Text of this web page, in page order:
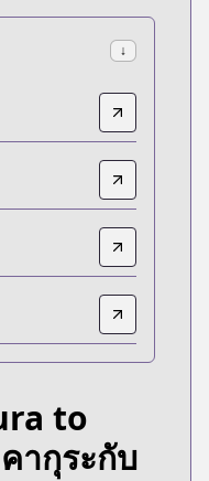
↓
f849-4f53-
B0FQCH3XG9
manga/kagurai-
to
ากุระกับ